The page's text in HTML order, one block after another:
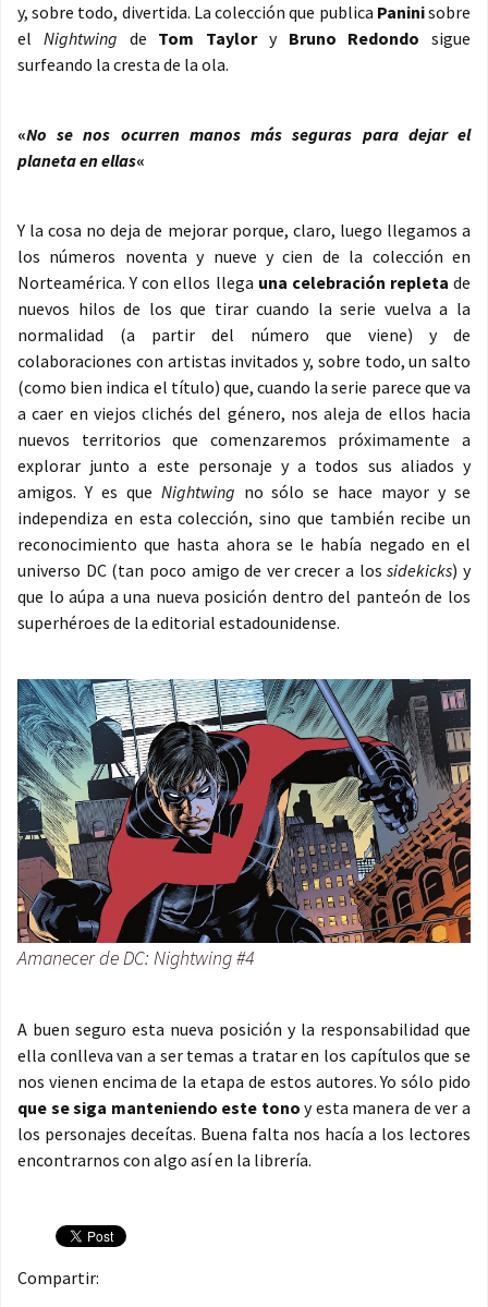
y, sobre todo, divertida. La colección que publica Paninisobre
el Nightwing de Tom Taylory Bruno Redondo sigue
surfeando la cresta de la ola.
«No se nos ocurren manos más seguras para dejar el
planeta en ellas«
Y la cosa no deja de mejorar porque, claro, luego llegamos a
los números noventa y nueve y cien de la colección en
Norteamérica. Y con ellos llega una celebración repleta de
nuevos hilos de los que tirar cuando la serie vuelva a la
normalidad (a partir del número que viene) y de
colaboraciones con artistas invitados y, sobre todo, un salto
(como bien indica el título) que, cuando la serie parece que va
a caer en viejos clichés del género, nos aleja de ellos hacia
nuevos territorios que comenzaremos próximamente a
explorar junto a este personaje y a todos sus aliados y
amigos. Y es que Nightwing no sólo se hace mayor y se
independiza en esta colección, sino que también recibe un
reconocimiento que hasta ahora se le había negado en el
universo DC (tan poco amigo de ver crecer a lossidekicks) y
que lo aúpa a una nueva posición dentro del panteón de los
superhéroes de la editorial estadounidense.
Amanecer de DC: Nightwing #4
A buen seguro esta nueva posición y la responsabilidad que
ella conlleva van a ser temas a tratar en los capítulos que se
nos vienen encima de la etapa de estos autores. Yo sólo pido
que se siga manteniendo este tono y esta manera de ver a
los personajes deceítas. Buena falta nos hacía a los lectores
encontrarnos con algo así en la librería.
Compartir: